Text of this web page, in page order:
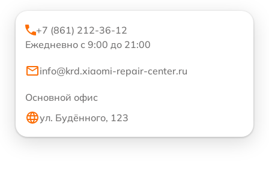
+7 (861) 212-36-12
Ежедневно с 9:00 до 21:00
info@krd.xiaomi-repair-center.ru
Основной офис
ул. Будённого, 123